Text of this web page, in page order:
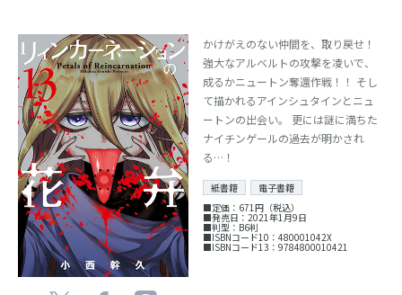
かけがえのない仲間を、取り戻せ！
強大なアルベルトの攻撃を凌いで、
成るかニュートン奪還作戦！！ そし
て描かれるアインシュタインとニュ
ートンの出会い。 更には謎に満ちた
ナイチンゲールの過去が明かされ
る…！
紙書籍
電子書籍
■定価：671円（税込）
■発売日：2021年1月9日
■判型：B6判
■ISBNコード10：480001042X
■ISBNコード13：9784800010421